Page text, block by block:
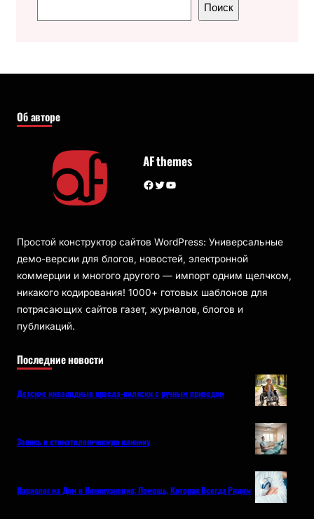
о
к
Поиск
Об авторе
AF themes
Facebook Twitter YouTube
Простой конструктор сайтов WordPress: Универсальные
демо-версии для блогов, новостей, электронной
коммерции и многого другого — импорт одним щелчком,
никакого кодирования! 1000+ готовых шаблонов для
потрясающих сайтов газет, журналов, блогов и
публикаций.
Последние новости
Детские инвалидные кресла-коляски с ручным приводом
Запись в стоматологическую клинику
Нарколог на Дом в Новокузнецке: Помощь, Которая Всегда Рядом